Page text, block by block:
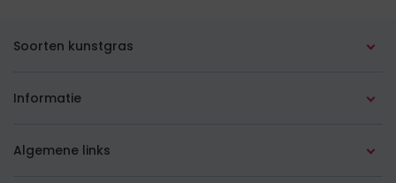
Soorten kunstgras
Alle soorten
Op het balkon
Informatie
Advies op maat
Algemene links